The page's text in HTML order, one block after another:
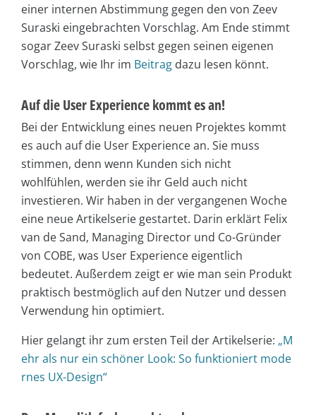
einer internen Abstimmung gegen den von Zeev
Suraski eingebrachten Vorschlag. Am Ende stimmt
sogar Zeev Suraski selbst gegen seinen eigenen
Vorschlag, wie Ihr im Beitrag dazu lesen könnt.
Auf die User Experience kommt es an!
Bei der Entwicklung eines neuen Projektes kommt
es auch auf die User Experience an. Sie muss
stimmen, denn wenn Kunden sich nicht
wohlfühlen, werden sie ihr Geld auch nicht
investieren. Wir haben in der vergangenen Woche
eine neue Artikelserie gestartet. Darin erklärt Felix
van de Sand, Managing Director und Co-Gründer
von COBE, was User Experience eigentlich
bedeutet. Außerdem zeigt er wie man sein Produkt
praktisch bestmöglich auf den Nutzer und dessen
Verwendung hin optimiert.
Hier gelangt ihr zum ersten Teil der Artikelserie: „M
ehr als nur ein schöner Look: So funktioniert mode
rnes UX-Design“